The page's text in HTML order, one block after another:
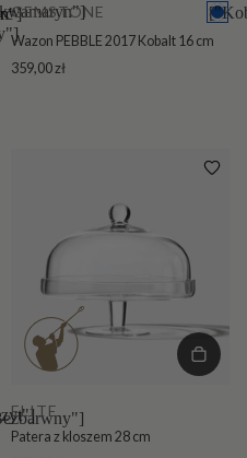
GEMSTONE
Wazon PEBBLE 2017 Kobalt 16 cm
359,00 zł
ELITE
Patera z kloszem 28 cm